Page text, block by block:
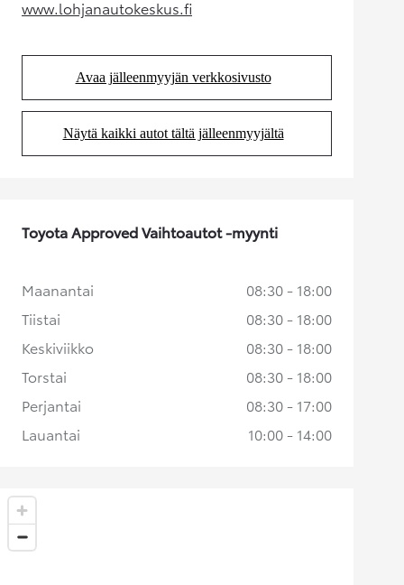
www.lohjanautokeskus.fi(Aukeaa uudessa välilehdessä)
Avaa jälleenmyyjän verkkosivusto
(Aukeaa uudessa välilehdessä)
Näytä kaikki autot tältä jälleenmyyjältä
(Aukeaa uudessa välilehdessä)
Toyota Approved Vaihtoautot -myynti
Maanantai
08:30 - 18:00
Tiistai
08:30 - 18:00
Keskiviikko
08:30 - 18:00
Torstai
08:30 - 18:00
Perjantai
08:30 - 17:00
Lauantai
10:00 - 14:00